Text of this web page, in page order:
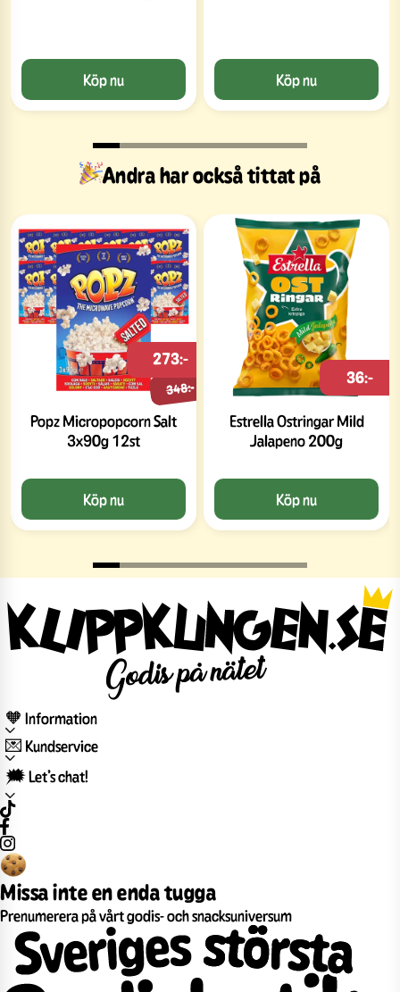
Köp nu Köp nu
Andra har också tittat på
Popz Micropopcorn Salt
3x90g 12st
348:-
273:-
Köp nu
Estrella Ostringar Mild
Jalapeno 200g
36:-
Köp nu
Slide 1 of 8
🧡 Information
💌 Kundservice
🗯️ Let’s chat!
Missa inte en enda tugga
Prenumerera på vårt godis- och snacksuniversum